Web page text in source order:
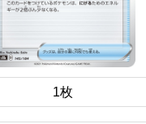
1枚